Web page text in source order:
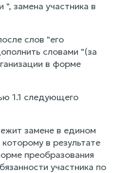
", замена участника в
слов "его
словами "(за
в форме
1.1 следующего
замене в едином
в результате
преобразования
участника по